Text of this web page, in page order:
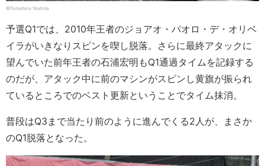
©︎Tomohiro Yoshita
予選Q1では、2010年王者のジョアオ・パオロ・デ・オリベ
イラがいきなりスピンを喫し脱落。さらに最終アタックに
望んでいた前年王者の石浦宏明もQ1通過タイムを記録する
のだが、アタック中に前のマシンがスピンし黄旗が振られ
ているところでのベスト更新ということでタイム抹消。
普段はQ3まで当たり前のように進んでくる2人が、まさか
のQ1脱落となった。